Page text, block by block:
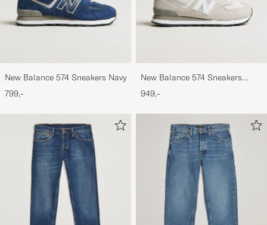
New Balance 574 Sneakers Navy
799,-
New Balance 574 Sneakers
Nimbus Cloud
949,-